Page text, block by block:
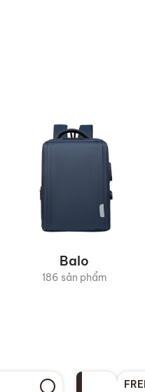
Balo
186 sản phẩm